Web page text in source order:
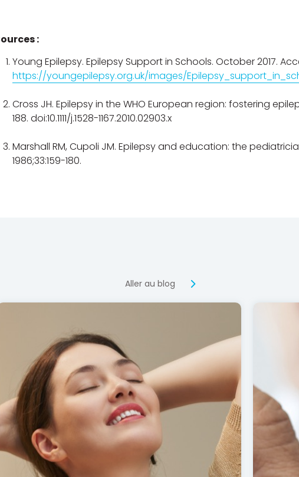
:
Young Epilepsy. Epilepsy Support in Schools. October 2017.
https://youngepilepsy.org.uk/images/
Cross JH. Epilepsy in the WHO European region: fostering
188. doi:10.1111/j.1528-1167.2010.02903.x
Marshall RM, Cupoli JM. Epilepsy and education: the
1986;33:159-180.
Aller au blog